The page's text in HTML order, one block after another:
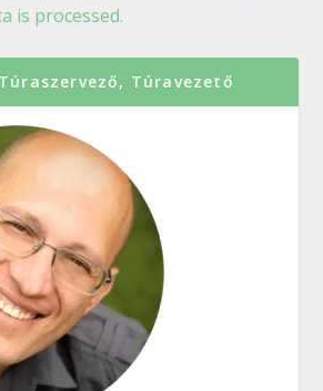
is processed.
Túravezető